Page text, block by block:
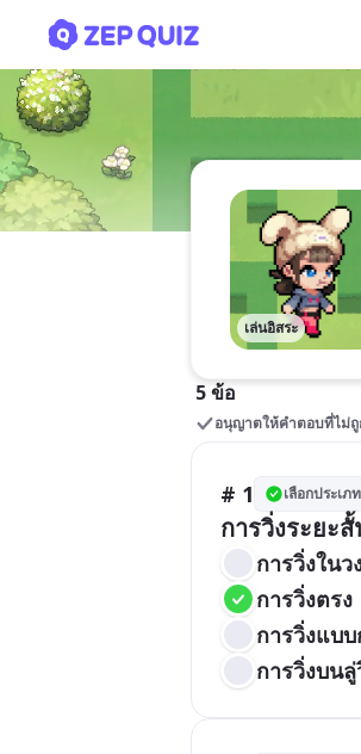
เล่นอิสระ
5 ข้อ
อนุญาตให้คำตอบที่ไม่ถู
# 1 เลือกประเภท
การวิ่งระยะ
การวิ่งในว
การวิ่งตรง
การวิ่งแบ
การวิ่งบน